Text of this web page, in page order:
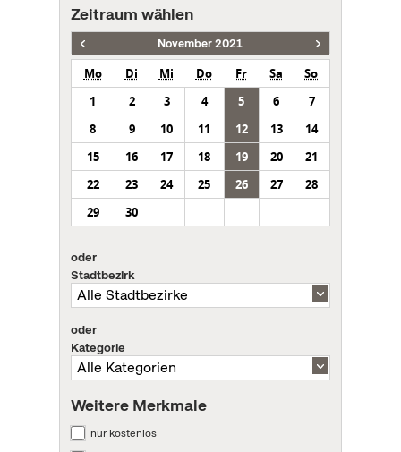
Zeitraum wählen
November 2021
Mo Di Mi Do Fr Sa
So
1
2 3 4 5 6
7
8
9 10 11 12 13
14
15
16 17 18 19 20
21
22
23 24 25 26 27
28
29
30
oder
Stadtbezirk
oder
Kategorie
Weitere Merkmale
nur kostenlos